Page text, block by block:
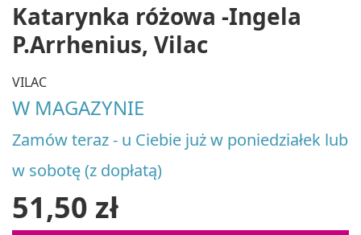
Katarynka różowa -Ingela
P.Arrhenius, Vilac
VILAC
W MAGAZYNIE
Zamów teraz - u Ciebie już w poniedziałek lub
w sobotę (z dopłatą)
51,50 zł